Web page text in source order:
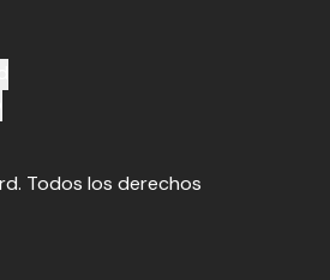
Todos los derechos